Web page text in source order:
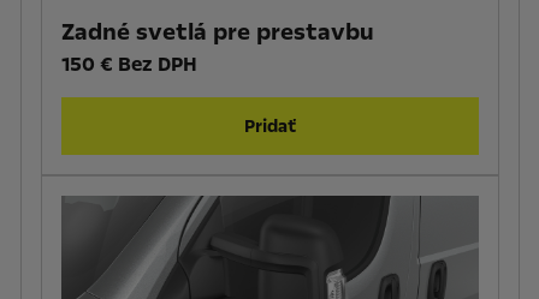
Zadné svetlá pre prestavbu
150 € Bez DPH
Pridať